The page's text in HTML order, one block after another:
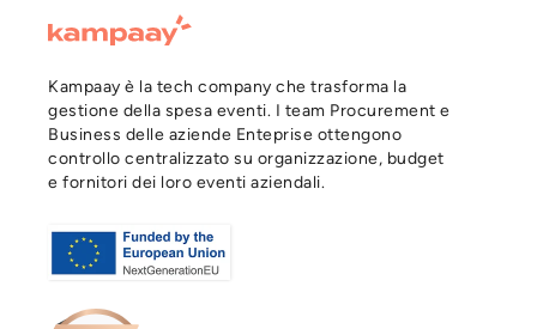
Kampaay è la tech company che trasforma la
gestione della spesa eventi. I team Procurement e
Business delle aziende Enteprise ottengono
controllo centralizzato su organizzazione, budget
e fornitori dei loro eventi aziendali.